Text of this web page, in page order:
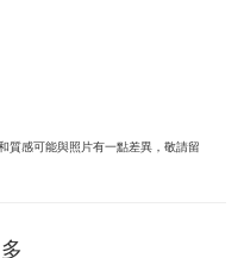
質感可能與照片有一點差異，敬請留